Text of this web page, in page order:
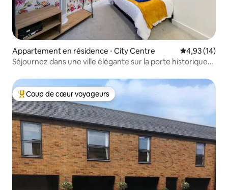
Appartement en résidence ⋅ City Centre Évaluation
4,93 (14)
Séjournez dans une ville élégante sur la porte historique
Coups de cœur voyageurs les plus appréciés
Coup de cœur voyageurs